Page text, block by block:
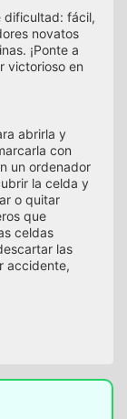
dificultad: fácil,
novatos
¡Ponte a
victorioso en
abrirla y
con
un ordenador
la celda y
o quitar
que
celdas
las
accidente,